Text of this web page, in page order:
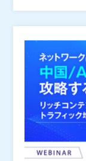
クセシビリテ
Web上での利
ービスからの
す。また海外
訟された事例
プライアンス
に影響を及ぼ
想されます。
説明したうえ
ついて詳しく
の検証をどの
や、これから
ている方で、
な意味でUX
もぜひともお
バルテス株式
タビュラ株式
株式会社オー
マジセミ株式
※共催、協賛
れる可能性が